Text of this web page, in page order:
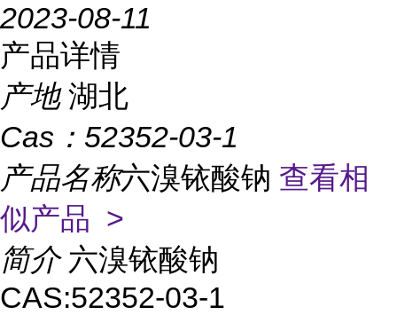
2023-08-11
产品详情
产地 湖北
Cas： 52352-03-1
产品名称六溴铱酸钠 查看相
似产品 >
简介 六溴铱酸钠
CAS:52352-03-1